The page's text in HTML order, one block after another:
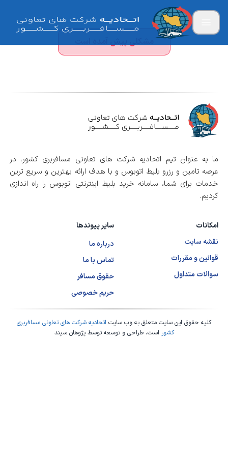
مشکلی پیش آمده است
ما به عنوان تیم اتحادیه شرکت های تعاونی مسافربری کشور، در
عرصه تامین و رزرو بلیط اتوبوس و با هدف ارائه بهترین و سریع ترین
خدمات برای شما، سامانه خرید بلیط اینترنتی اتوبوس را راه اندازی
کردیم.
امکانات
نقشه سایت
قوانین و مقررات
سوالات متداول
سایر پیوندها
درباره ما
تماس با ما
حقوق مسافر
حریم خصوصی
کلیه حقوق این سایت متعلق به وب سایت اتحادیه شرکت های تعاونی مسافربری
کشور است، طراحی و توسعه توسطپژوهان سپند